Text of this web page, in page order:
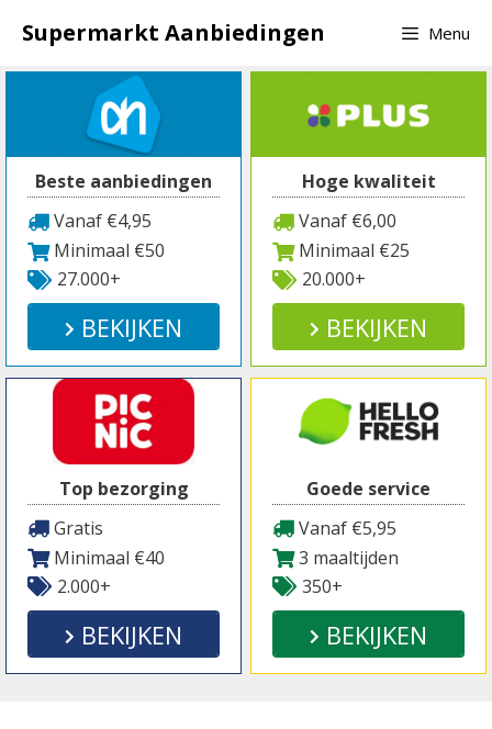
naar
inhoud
Supermarkt Aanbiedingen Menu
Beste aanbiedingen
Vanaf €4,95
Minimaal €50
27.000+
BEKIJKEN
Hoge kwaliteit
Vanaf €6,00
Minimaal €25
20.000+
BEKIJKEN
Top bezorging
Gratis
Minimaal €40
2.000+
BEKIJKEN
Goede service
Vanaf €5,95
3 maaltijden
350+
BEKIJKEN